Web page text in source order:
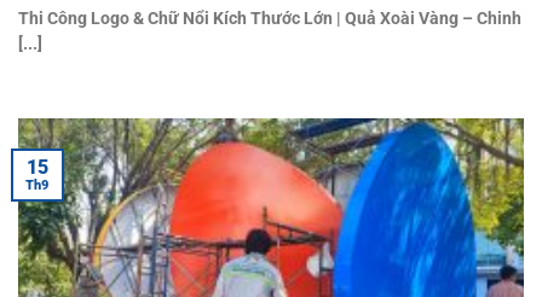
Thi Công Logo & Chữ Nổi Kích Thước Lớn | Quả Xoài Vàng – Chinh
[...]
15
Th9